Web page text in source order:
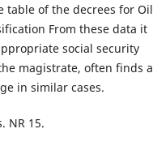
table of the decrees for Oil
From these data it
social security
magistrate, often finds a
in similar cases.
NR 15.